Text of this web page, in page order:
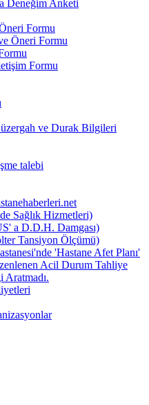
Deneğim Anketi
Formu
Öneri Formu
Formu
ve Durak Bilgileri
talebi
Sağlık Hizmetleri)
a D.D.H. Damgası)
Tansiyon Ölçümü)
'Hastane Afet Planı'
Acil Durum Tahliye
Aratmadı.